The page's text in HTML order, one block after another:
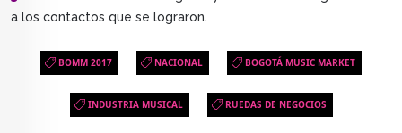
a los contactos que se lograron.
BOMM 2017 NACIONAL BOGOTÁ MUSIC MARKET
INDUSTRIA MUSICAL RUEDAS DE NEGOCIOS